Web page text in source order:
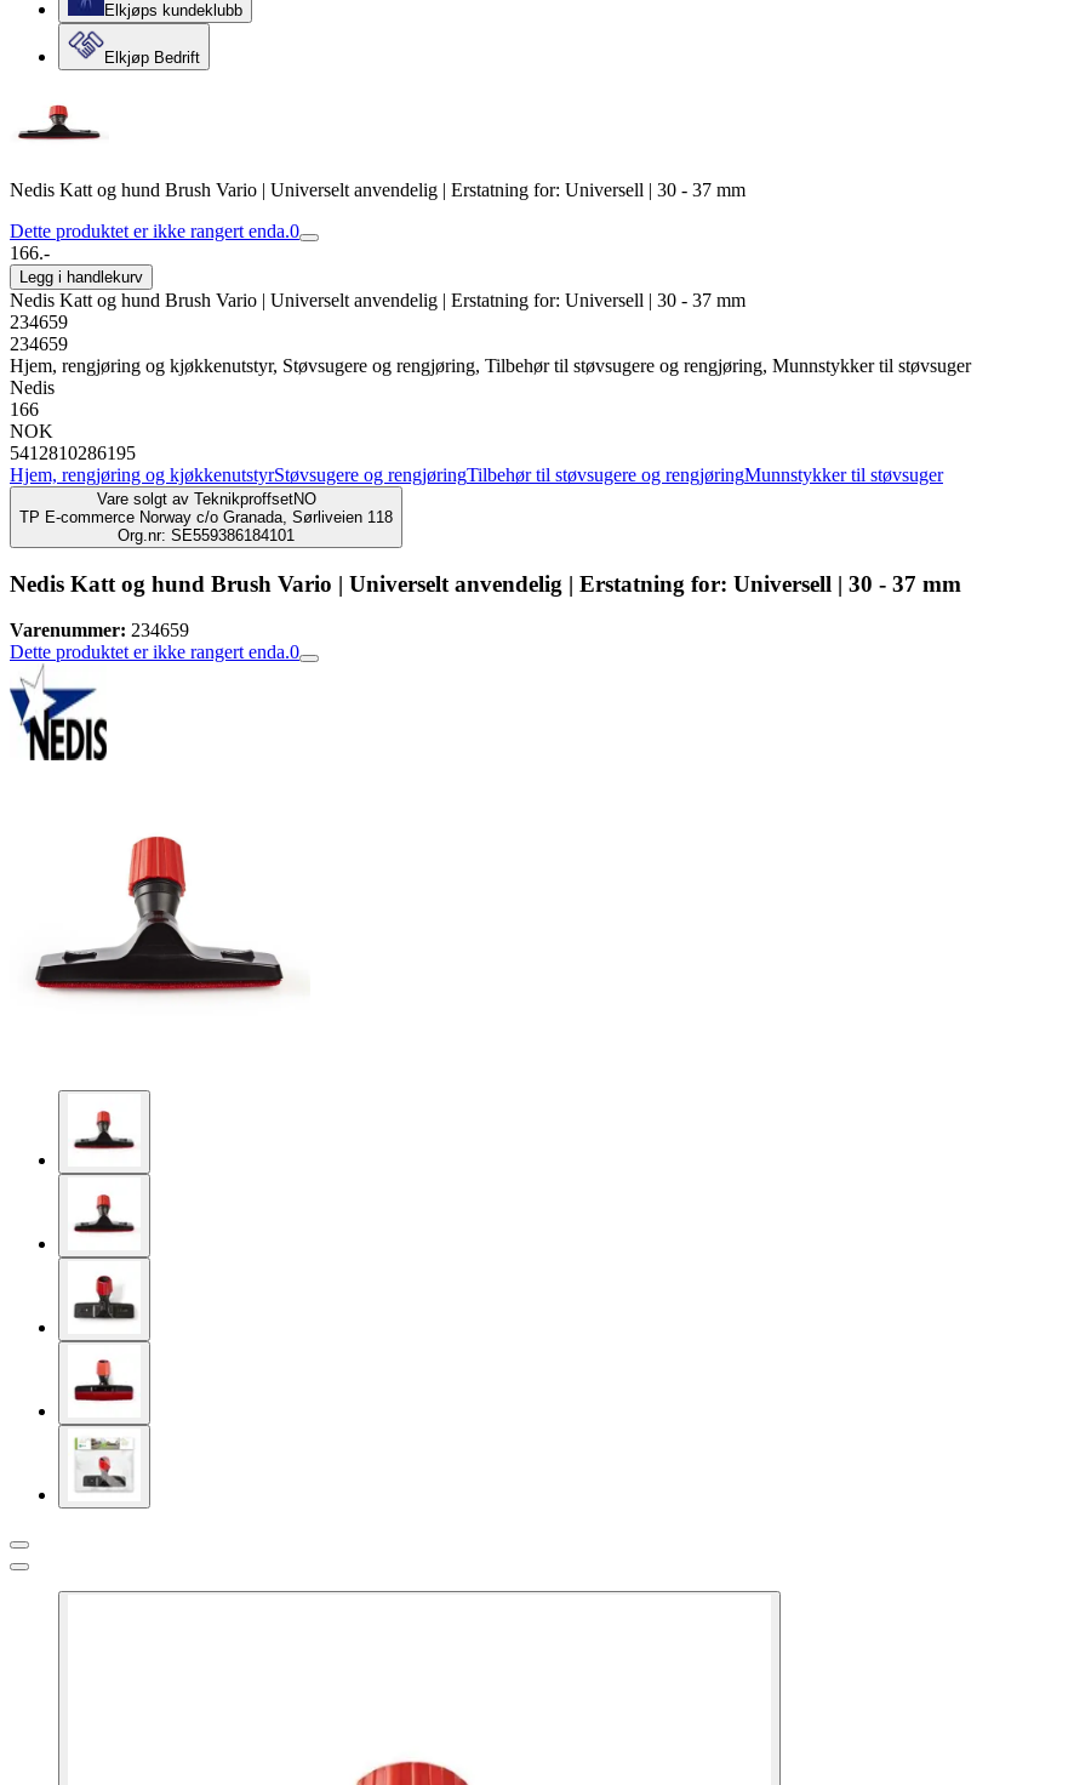
Elkjøps kundeklubb
Elkjøp Bedrift
Nedis Katt og hund Brush Vario | Universelt anvendelig | Erstatning for: Universell | 30 - 37 mm
Dette produktet er ikke rangert enda.0
166.-
Legg i handlekurv
Nedis Katt og hund Brush Vario | Universelt anvendelig | Erstatning for: Universell | 30 - 37 mm
234659
234659
Hjem, rengjøring og kjøkkenutstyr, Støvsugere og rengjøring, Tilbehør til støvsugere og rengjøring, Munnstykker til støvsuger
Nedis
166
NOK
5412810286195
Hjem, rengjøring og kjøkkenutstyrStøvsugere og rengjøringTilbehør til støvsugere og rengjøringMunnstykker til støvsuger
Vare solgt av TeknikproffsetNO
TP E-commerce Norway c/o Granada, Sørliveien 118
Org.nr: SE559386184101
Nedis Katt og hund Brush Vario | Universelt anvendelig | Erstatning for: Universell | 30 - 37 mm
Varenummer: 234659
Dette produktet er ikke rangert enda.0